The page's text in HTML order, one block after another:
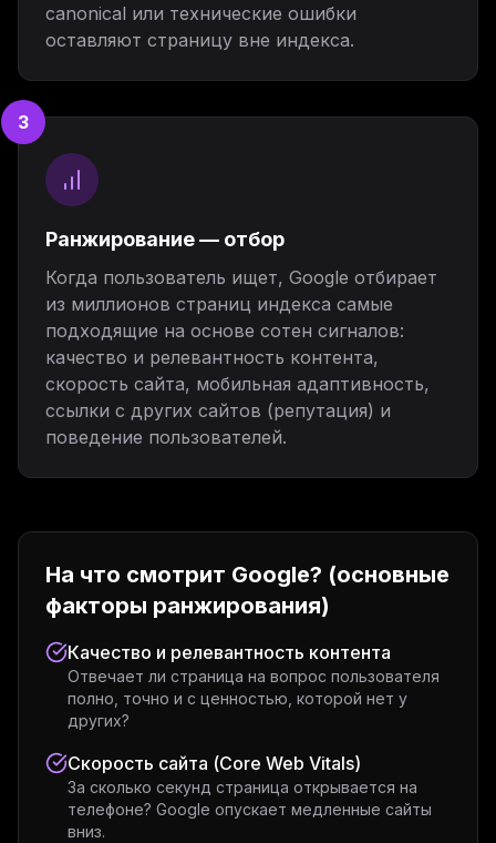
canonical или технические ошибки
оставляют страницу вне индекса.
3
Ранжирование — отбор
Когда пользователь ищет, Google отбирает
из миллионов страниц индекса самые
подходящие на основе сотен сигналов:
качество и релевантность контента,
скорость сайта, мобильная адаптивность,
ссылки с других сайтов (репутация) и
поведение пользователей.
На что смотрит Google? (основные
факторы ранжирования)
Качество и релевантность контента
Отвечает ли страница на вопрос пользователя
полно, точно и с ценностью, которой нет у
других?
Скорость сайта (Core Web Vitals)
За сколько секунд страница открывается на
телефоне? Google опускает медленные сайты
вниз.